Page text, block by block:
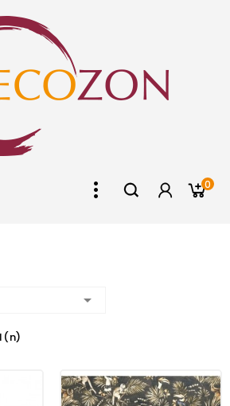
0
